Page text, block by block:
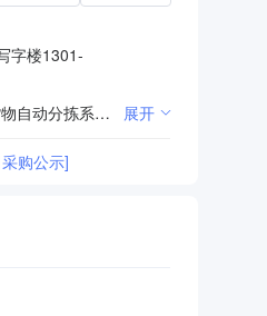
字楼1301-
基础软件开发；网络与信息安全软件开发；应用软件开发；智能化物流系统服务；智能化管理系统开发应用；立体仓库系统开发及应用；货物自动分拣系统开发及应用；停车场（库）信息系统服务；电子标签；信息安全服务；软件运行维护服务；物联网技术服务；信息技术咨询服务；信息处理和存储支持服务；大数据服务；云平台服务；云基础设施服务；云软件服务；文具用品批发；体育用品及器材批发（不含弩）；计算机、软件及辅助设备批发；通信设备零售；五金产品批发；电气设备批发；企业管理咨询服务；档案处理及档案电子化服务（以上经营范围不含金融、证券、期货、保险）。（依法须经批准的项目，经相关部门批准后方可开展经营活动） 展开
购公示]